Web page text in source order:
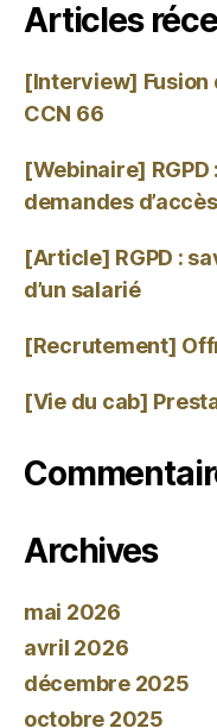
Articles
[Interview] Fusion
CCN 66
[Webinaire]
demandes
[Article] RGPD :
d’un salarié
[Recrutement]
[Vie du cab]
Archives
mai 2026
avril 2026
décembre 2025
octobre 2025